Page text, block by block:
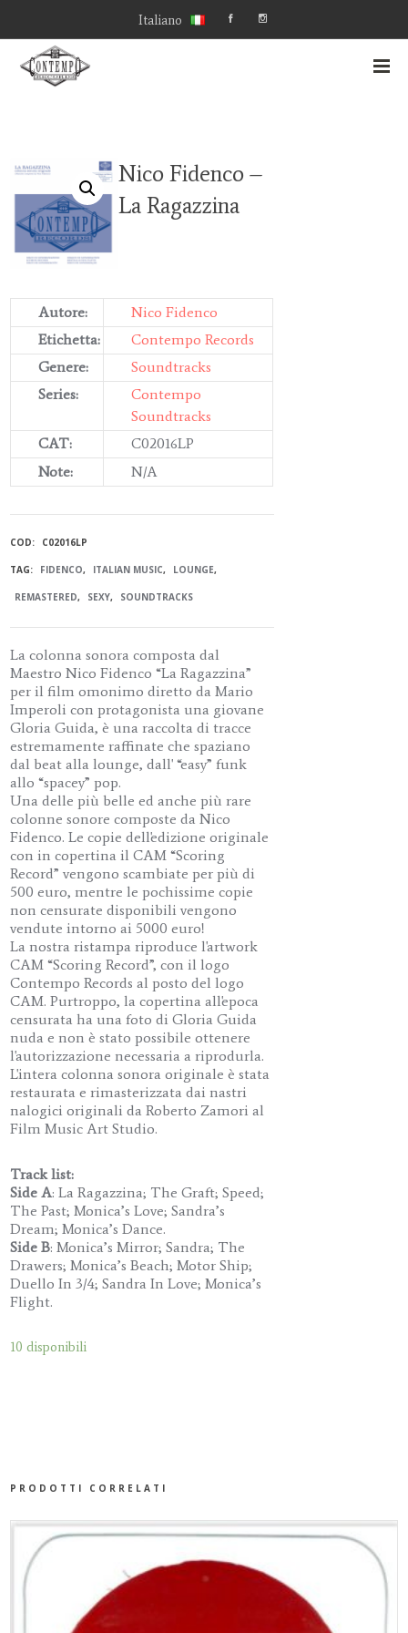
Italiano
Nico Fidenco –
La Ragazzina
Autore:
Nico Fidenco
Etichetta:
Contempo Records
Genere:
Soundtracks
Series:
Contempo
Soundtracks
CAT:
C02016LP
Note:
N/A
COD: C02016LP
TAG: FIDENCO, ITALIAN MUSIC, LOUNGE,
REMASTERED, SEXY, SOUNDTRACKS
La colonna sonora composta dal
Maestro Nico Fidenco “La Ragazzina”
per il film omonimo diretto da Mario
Imperoli con protagonista una giovane
Gloria Guida, è una raccolta di tracce
estremamente raffinate che spaziano
dal beat alla lounge, dall' “easy” funk
allo “spacey” pop.
Una delle più belle ed anche più rare
colonne sonore composte da Nico
Fidenco. Le copie dell'edizione originale
con in copertina il CAM “Scoring
Record” vengono scambiate per più di
500 euro, mentre le pochissime copie
non censurate disponibili vengono
vendute intorno ai 5000 euro!
La nostra ristampa riproduce l'artwork
CAM “Scoring Record”, con il logo
Contempo Records al posto del logo
CAM. Purtroppo, la copertina all'epoca
censurata ha una foto di Gloria Guida
nuda e non è stato possibile ottenere
l'autorizzazione necessaria a riprodurla.
L'intera colonna sonora originale è stata
restaurata e rimasterizzata dai nastri
nalogici originali da Roberto Zamori al
Film Music Art Studio.
Track list:
Side A: La Ragazzina; The Graft; Speed;
The Past; Monica’s Love; Sandra’s
Dream; Monica’s Dance.
Side B: Monica’s Mirror; Sandra; The
Drawers; Monica’s Beach; Motor Ship;
Duello In 3/4; Sandra In Love; Monica’s
Flight.
10 disponibili
PRODOTTI CORRELATI